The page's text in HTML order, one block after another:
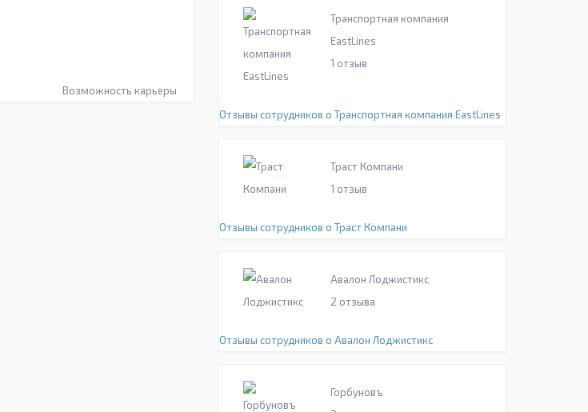
Возможность карьеры
Транспортная компания
EastLines
1 отзыв
Отзывы сотрудников о Транспортная компания EastLines
Траст Компани
1 отзыв
Отзывы сотрудников о Траст Компани
Авалон Лоджистикс
2 отзыва
Отзывы сотрудников о Авалон Лоджистикс
Горбуновъ